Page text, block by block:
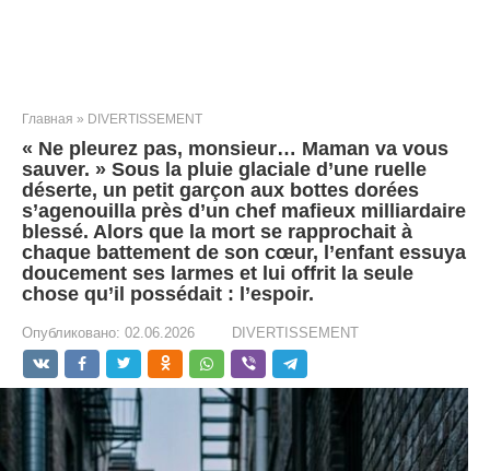
Главная » DIVERTISSEMENT
« Ne pleurez pas, monsieur… Maman va vous
sauver. » Sous la pluie glaciale d’une ruelle
déserte, un petit garçon aux bottes dorées
s’agenouilla près d’un chef mafieux milliardaire
blessé. Alors que la mort se rapprochait à
chaque battement de son cœur, l’enfant essuya
doucement ses larmes et lui offrit la seule
chose qu’il possédait : l’espoir.
Опубликовано: 02.06.2026 DIVERTISSEMENT